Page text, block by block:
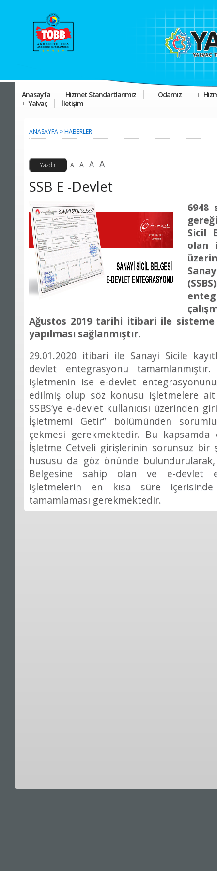
Anasayfa Hizmet Standartlarımız Odamız
Yalvaç
İletişim
ANASAYFA >HABERLER
A A A A
SSB E -Devlet
6948
Sicil
olan
Ağustos 2019 tarihi itibari ile
yapılması sağlanmıştır.
29.01.2020 itibari ile Sanayi Sicile
devlet entegrasyonu
işletmenin ise e-devlet
edilmiş olup söz konusu işletmelere
SSBS’ye e-devlet kullanıcısı üzerinden
İşletmemi Getir” bölümünden
çekmesi gerekmektedir. Bu kapsamda
İşletme Cetveli girişlerinin sorunsuz bir
hususu da göz önünde bulundurularak,
Belgesine sahip olan ve e-devlet
işletmelerin en kısa süre
tamamlaması gerekmektedir.